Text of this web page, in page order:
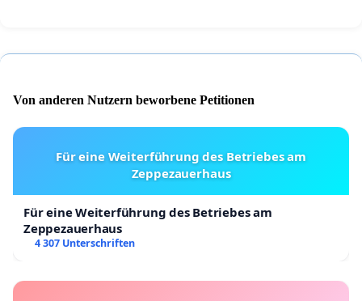
Von anderen Nutzern beworbene Petitionen
Für eine Weiterführung des Betriebes am
Zeppezauerhaus
Für eine Weiterführung des Betriebes am
Zeppezauerhaus
4 307 Unterschriften